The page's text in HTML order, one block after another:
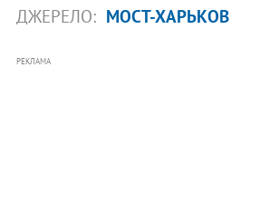
ДЖЕРЕЛО: МОСТ-ХАРЬКОВ
РЕКЛАМА